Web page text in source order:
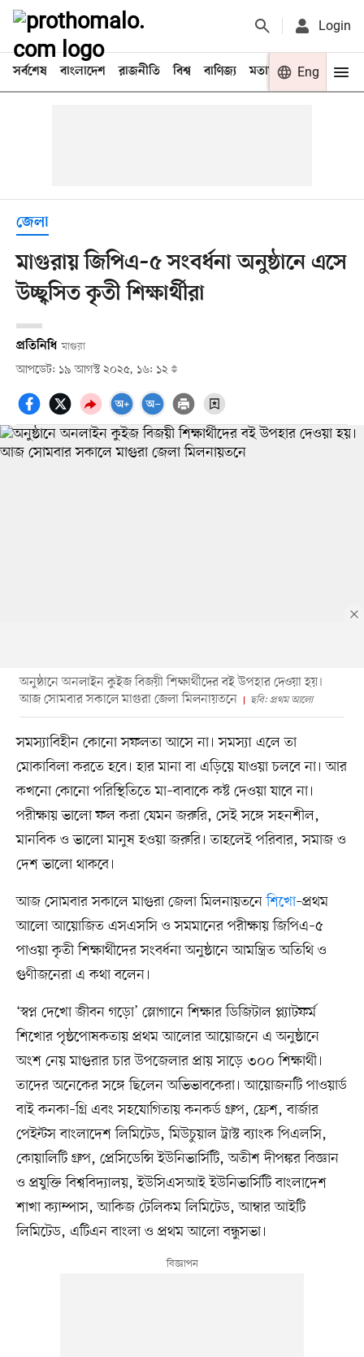
Login
সর্বশেষ বাংলাদেশ রাজনীতি বিশ্ব বাণিজ্য মতামত খেলা
Eng
জেলা
মাগুরায় জিপিএ–৫ সংবর্ধনা অনুষ্ঠানে এসে
উচ্ছ্বসিত কৃতী শিক্ষার্থীরা
প্রতিনিধি মাগুরা
আপডেট: ১৯ আগস্ট ২০২৫, ১৬: ১২
অনুষ্ঠানে অনলাইন কুইজ বিজয়ী শিক্ষার্থীদের বই উপহার দেওয়া হয়।
আজ সোমবার সকালে মাগুরা জেলা মিলনায়তনে
ছবি: প্রথম আলো
সমস্যাবিহীন কোনো সফলতা আসে না। সমস্যা এলে তা
মোকাবিলা করতে হবে। হার মানা বা এড়িয়ে যাওয়া চলবে না। আর
কখনো কোনো পরিস্থিতিতে মা–বাবাকে কষ্ট দেওয়া যাবে না।
পরীক্ষায় ভালো ফল করা যেমন জরুরি, সেই সঙ্গে সহনশীল,
মানবিক ও ভালো মানুষ হওয়া জরুরি। তাহলেই পরিবার, সমাজ ও
দেশ ভালো থাকবে।
আজ সোমবার সকালে মাগুরা জেলা মিলনায়তনেশিখো–প্রথম
আলো আয়োজিত এসএসসি ও সমমানের পরীক্ষায় জিপিএ–৫
পাওয়া কৃতী শিক্ষার্থীদের সংবর্ধনা অনুষ্ঠানে আমন্ত্রিত অতিথি ও
গুণীজনেরা এ কথা বলেন।
‘স্বপ্ন দেখো জীবন গড়ো’ স্লোগানে শিক্ষার ডিজিটাল প্ল্যাটফর্ম
শিখোর পৃষ্ঠপোষকতায় প্রথম আলোর আয়োজনে এ অনুষ্ঠানে
অংশ নেয় মাগুরার চার উপজেলার প্রায় সাড়ে ৩০০ শিক্ষার্থী।
তাদের অনেকের সঙ্গে ছিলেন অভিভাবকেরা। আয়োজনটি পাওয়ার্ড
বাই কনকা–গ্রি এবং সহযোগিতায় কনকর্ড গ্রুপ, ফ্রেশ, বার্জার
পেইন্টস বাংলাদেশ লিমিটেড, মিউচুয়াল ট্রাস্ট ব্যাংক পিএলসি,
কোয়ালিটি গ্রুপ, প্রেসিডেন্সি ইউনিভার্সিটি, অতীশ দীপঙ্কর বিজ্ঞান
ও প্রযুক্তি বিশ্ববিদ্যালয়, ইউসিএসআই ইউনিভার্সিটি বাংলাদেশ
শাখা ক্যাম্পাস, আকিজ টেলিকম লিমিটেড, আম্বার আইটি
লিমিটেড, এটিএন বাংলা ও প্রথম আলো বন্ধুসভা।